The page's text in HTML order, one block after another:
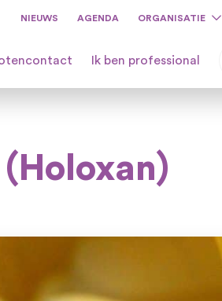
NIEUWS AGENDA ORGANISATIE
Ik ben professional